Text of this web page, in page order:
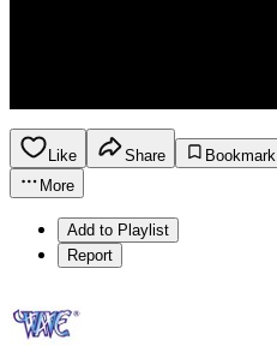
Like Share
Bookmark
More
Add to Playlist
Report